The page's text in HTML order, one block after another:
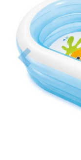
Předchozí